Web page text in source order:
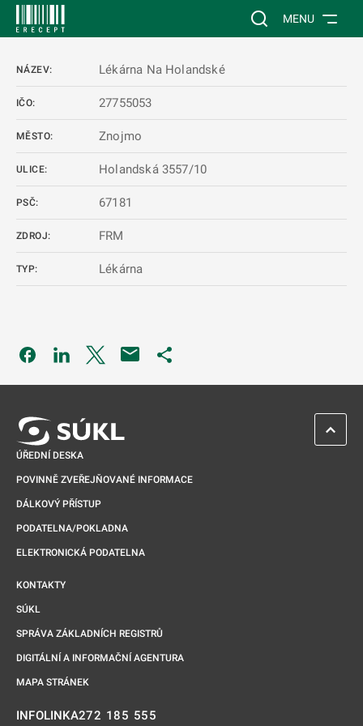
Vyhledávání na
MENU
NÁZEV: Lékárna Na Holandské
IČO: 27755053
MĚSTO: Znojmo
ULICE: Holandská 3557/10
PSČ: 67181
ZDROJ: FRM
TYP: Lékárna
Odkaz se otevře na nové kartě
Odkaz se otevře na nové kartě
Odkaz se otevře na nové kartě
ÚŘEDNÍ DESKA
POVINNĚ ZVEŘEJŇOVANÉ INFORMACE
DÁLKOVÝ PŘÍSTUP
PODATELNA/POKLADNA
ELEKTRONICKÁ PODATELNA
KONTAKTY
SÚKL
SPRÁVA ZÁKLADNÍCH REGISTRŮ
DIGITÁLNÍ A INFORMAČNÍ AGENTURA
MAPA STRÁNEK
INFOLINKA272 185 555
ZPĚT